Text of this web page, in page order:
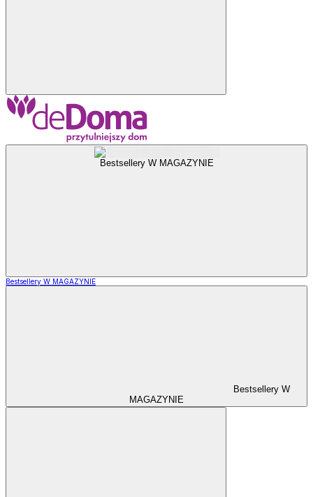
Bestsellery W MAGAZYNIE
Bestsellery W MAGAZYNIE
Bestsellery W
MAGAZYNIE